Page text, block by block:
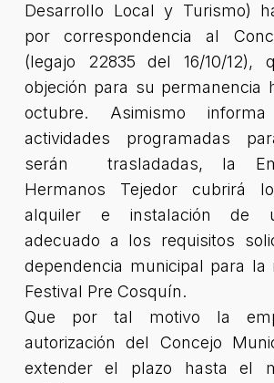
Desarrollo Local y Turismo)
por correspondencia al
(legajo 22835 del 16/10/12),
objeción para su permanencia
octubre. Asimismo
actividades programadas
serán trasladadas, la
Hermanos Tejedor cubrirá
alquiler e instalación de
adecuado a los requisitos
dependencia municipal para la
Festival Pre Cosquín.
Que por tal motivo la
autorización del Concejo
extender el plazo hasta el